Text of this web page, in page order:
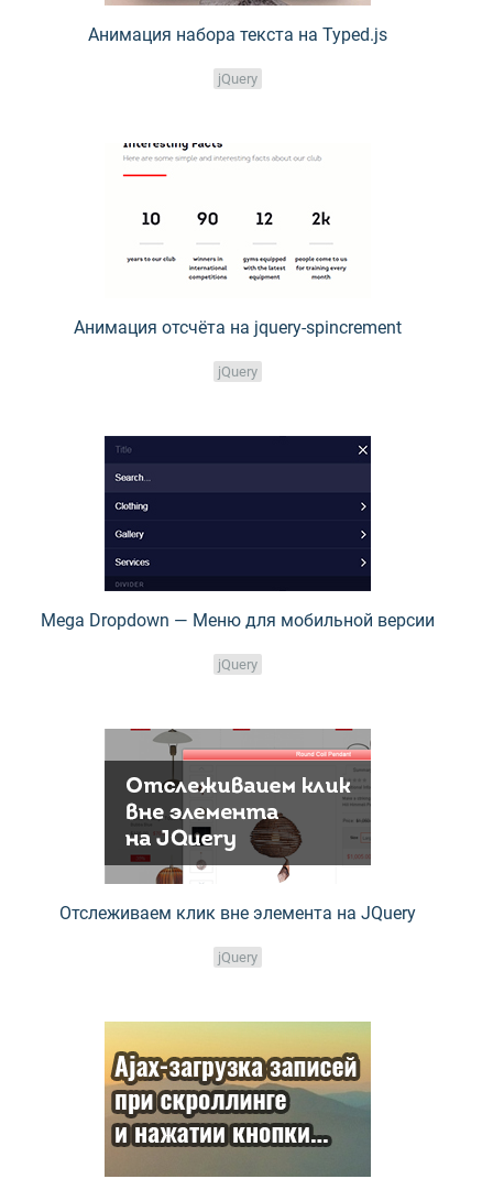
Анимация набора текста на Typed.js
jQuery
Анимация отсчёта на jquery-spincrement
jQuery
Mega Dropdown — Меню для мобильной версии
jQuery
Отслеживаем клик вне элемента на JQuery
jQuery